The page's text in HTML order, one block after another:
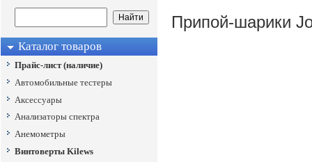
Каталог товаров
Прайс-лист (наличие)
Автомобильные тестеры
Аксессуары
Анализаторы спектра
Анемометры
Винтоверты Kilews
Припой-шарики